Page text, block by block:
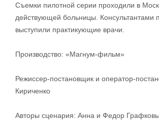
Съемки пилотной серии проходили в
действующей больницы. Консультантами
выступили практикующие врачи.
Производство: «Магнум-фильм»
Режиссер-постановщик и оператор-
Кириченко
Авторы сценария: Анна и Федор Графковы